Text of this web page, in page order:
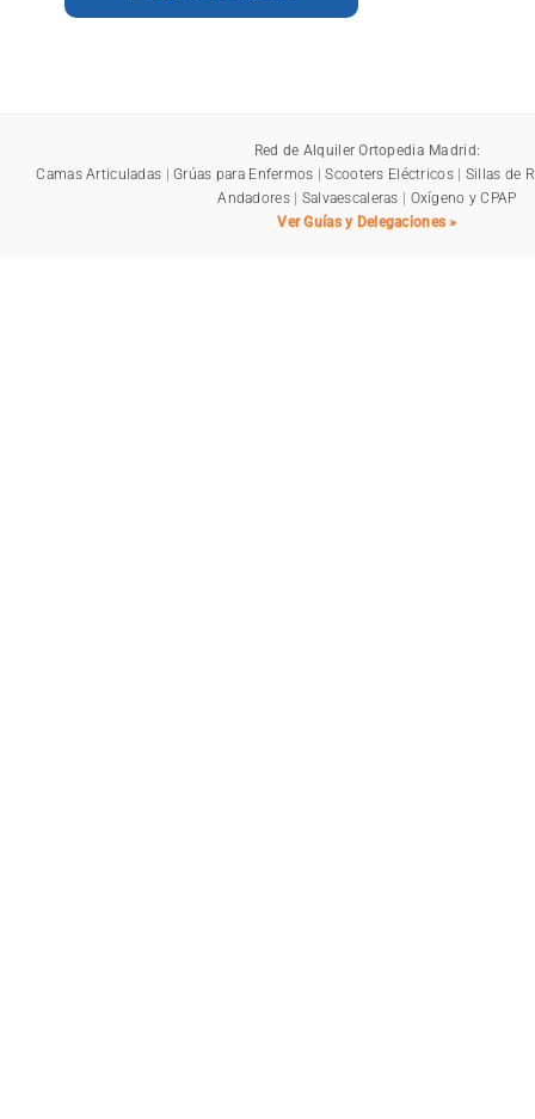
Red de Alquiler Ortopedia Madrid:
Camas Articuladas |Grúas para Enfermos |Scooters Eléctricos| Sillas de
Andadores| Salvaescaleras | Oxígeno y CPAP
Ver Guías y Delegaciones »